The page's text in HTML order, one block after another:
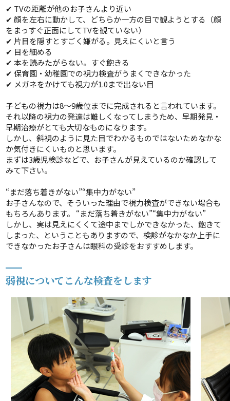
✔ TVの距離が他のお子さんより近い
✔ 顔を左右に動かして、どちらか一方の目で観ようとする（顔
をまっすぐ正面にしてTVを観ていない）
✔ 片目を隠すとすごく嫌がる。見えにくいと言う
✔ 目を細める
✔ 本を読みたがらない。すぐ飽きる
✔ 保育園・幼稚園での視力検査がうまくできなかった
✔ メガネをかけても視力が1.0まで出ない目
子どもの視力は8～9歳位までに完成されると言われています。
それ以降の視力の発達は難しくなってしまうため、早期発見・
早期治療がとても大切なものになります。
しかし、斜視のように見た目でわかるものではないためなかな
か気付きにくいものと思います。
まずは3歳児検診などで、お子さんが見えているのか確認して
みて下さい。
“まだ落ち着きがない”“集中力がない”
お子さんなので、そういった理由で視力検査ができない場合も
もちろんあります。 “まだ落ち着きがない”“集中力がない”
しかし、実は見えにくくて途中までしかできなかった、飽きて
しまった、ということもありますので、検診がなかなか上手に
できなかったお子さんは眼科の受診をおすすめします。
弱視についてこんな検査をします